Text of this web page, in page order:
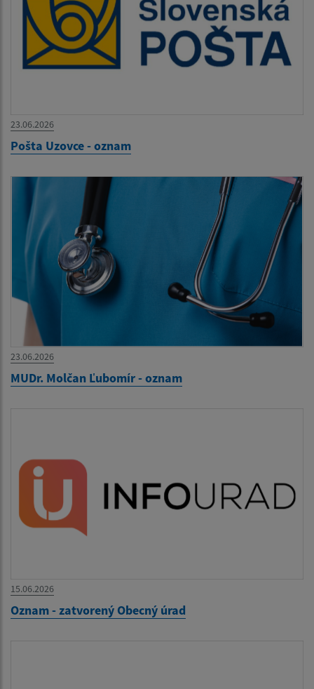
23.06.2026
Pošta Uzovce - oznam
23.06.2026
MUDr. Molčan Ľubomír - oznam
15.06.2026
Oznam - zatvorený Obecný úrad